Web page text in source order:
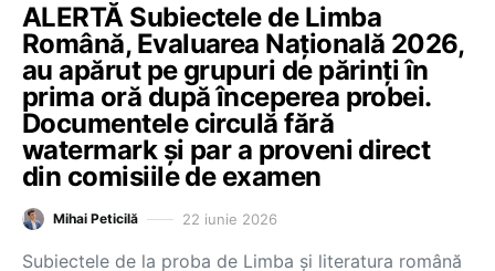
ALERTĂ Subiectele de Limba
Română, Evaluarea Națională 2026,
au apărut pe grupuri de părinți în
prima oră după începerea probei.
Documentele circulă fără
watermark și par a proveni direct
din comisiile de examen
Mihai Peticilă 22 iunie 2026
Subiectele de la proba de Limba și literatura română